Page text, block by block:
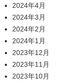
2024年4月
2024年3月
2024年2月
2024年1月
2023年12月
2023年11月
2023年10月